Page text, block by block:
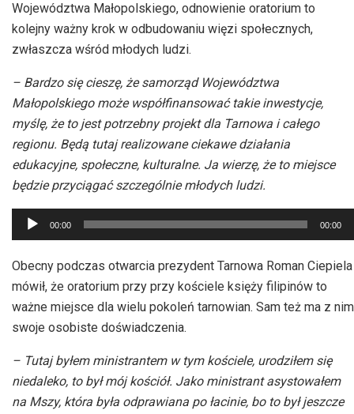
Województwa Małopolskiego, odnowienie oratorium to
kolejny ważny krok w odbudowaniu więzi społecznych,
zwłaszcza wśród młodych ludzi.
– Bardzo się cieszę, że samorząd Województwa
Małopolskiego może współfinansować takie inwestycje,
myślę, że to jest potrzebny projekt dla Tarnowa i całego
regionu. Będą tutaj realizowane ciekawe działania
edukacyjne, społeczne, kulturalne. Ja wierzę, że to miejsce
będzie przyciągać szczególnie młodych ludzi.
Odtwarzacz
plików
dźwiękowych
00:00 00:00
Obecny podczas otwarcia prezydent Tarnowa Roman Ciepiela
mówił, że oratorium przy przy kościele księży filipinów to
ważne miejsce dla wielu pokoleń tarnowian. Sam też ma z nim
swoje osobiste doświadczenia.
– Tutaj byłem ministrantem w tym kościele, urodziłem się
niedaleko, to był mój kościół. Jako ministrant asystowałem
na Mszy, która była odprawiana po łacinie, bo to był jeszcze